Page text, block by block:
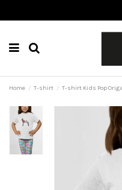
Home T-shirt T-shirt Kids Pop